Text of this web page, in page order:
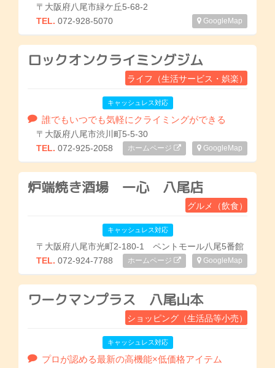
〒大阪府八尾市緑ケ丘5-68-2
GoogleMap
TEL. 072-928-5070
ロックオンクライミングジム
ライフ（生活サービス・娯楽）
キャッシュレス対応
誰でもいつでも気軽にクライミングができる
〒大阪府八尾市渋川町5-5-30
GoogleMap
ホームページ
TEL. 072-925-2058
炉端焼き酒場 一心 八尾店
グルメ（飲食）
キャッシュレス対応
〒大阪府八尾市光町2-180-1 ペントモール八尾5番館
GoogleMap
ホームページ
TEL. 072-924-7788
ワークマンプラス 八尾山本
ショッピング（生活品等小売）
キャッシュレス対応
プロが認める最新の高機能×低価格アイテム